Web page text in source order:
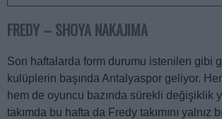
FREDY – SHOYA NAKAJIMA
Son haftalarda form durumu istenilen gibi
kulüplerin başında Antalyaspor geliyor.
hem de oyuncu bazında sürekli değişiklik
takımda bu hafta da Fredy takımını yalnız